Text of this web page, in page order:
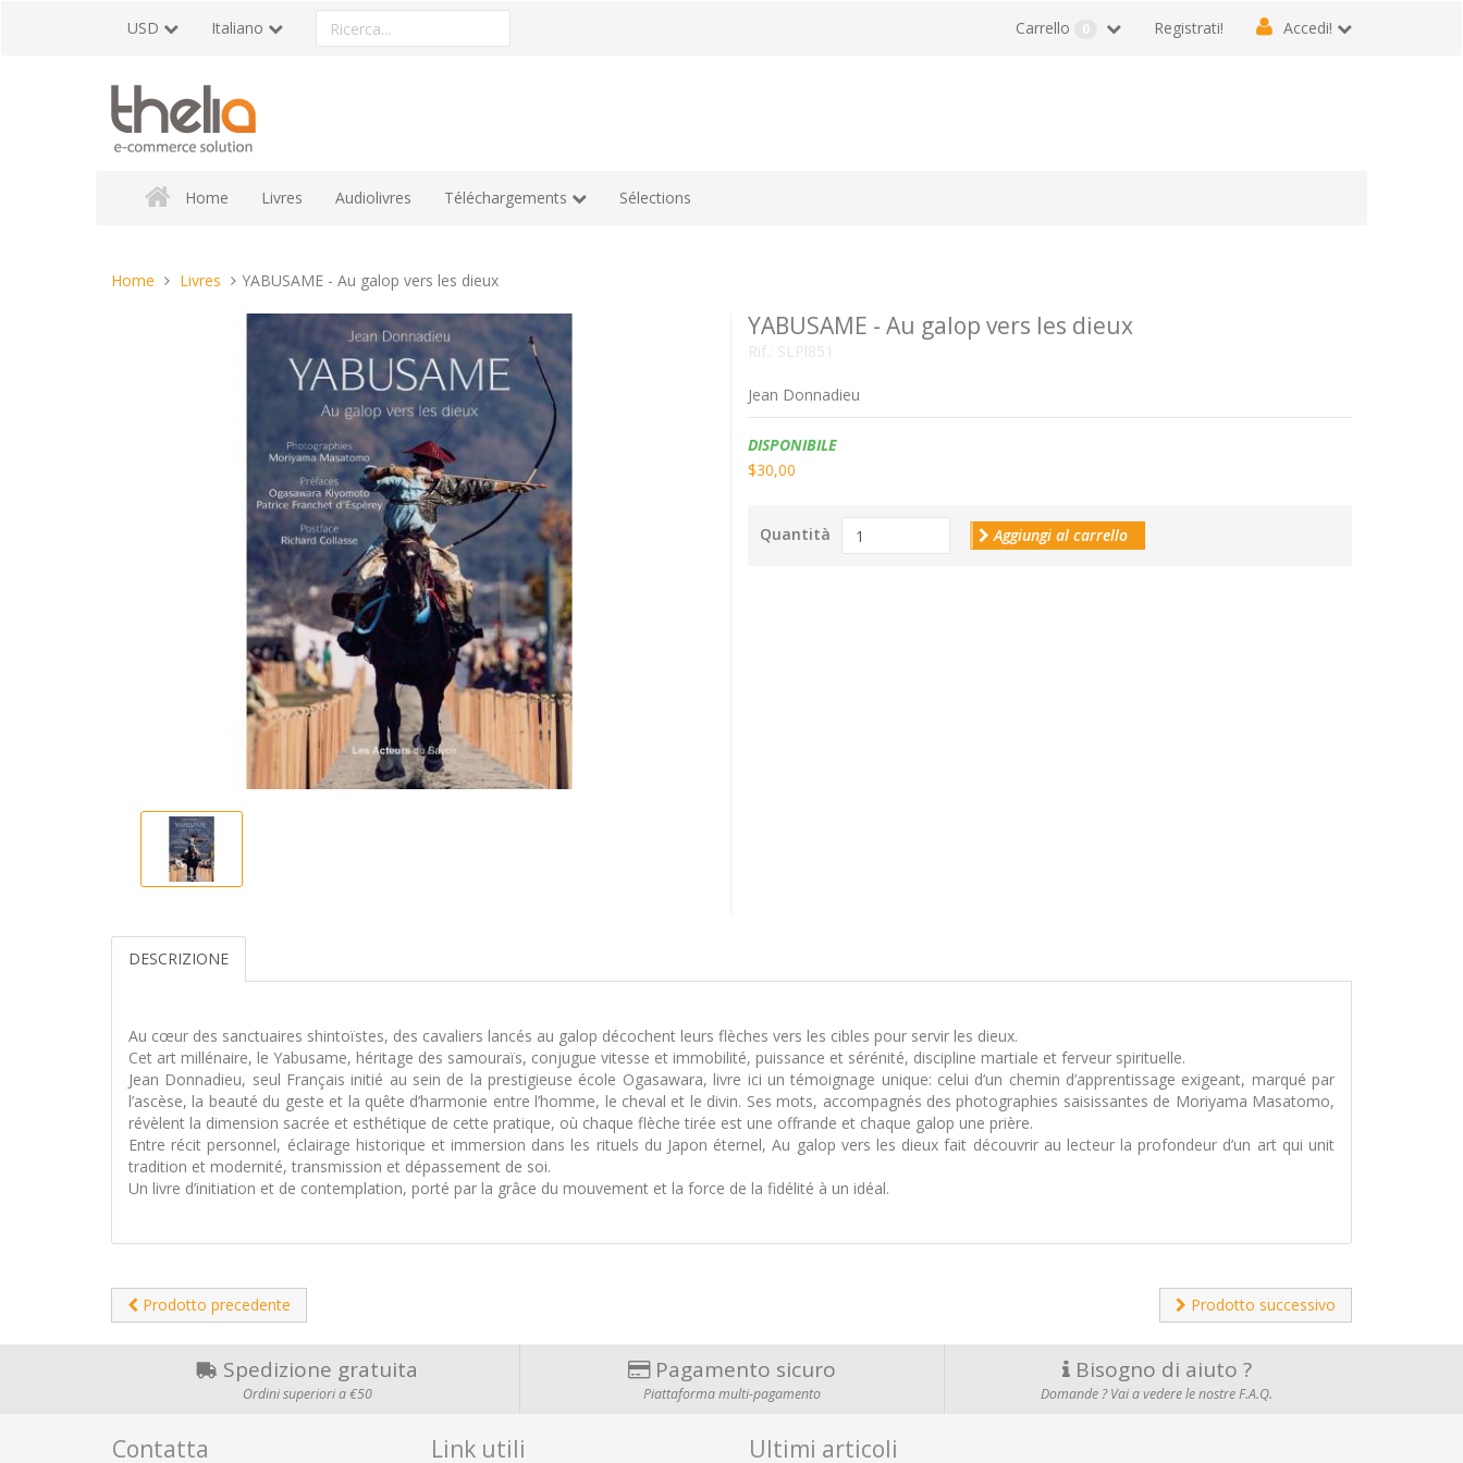
USD Italiano
Ricerca
un
Registrati! Accedi!
Carrello 0
Home Livres Audiolivres Téléchargements Sélections
Tu
Home Livres YABUSAME - Au galop vers les dieux
YABUSAME - Au galop vers les dieux
Rif.: SLPl851
Jean Donnadieu
Disponibilità:
DISPONIBILE
$30,00
Quantità Aggiungi al carrello
DESCRIZIONE
Au cœur des sanctuaires shintoïstes, des cavaliers lancés au galop décochent leurs flèches vers les cibles pour servir les dieux.
Cet art millénaire, le Yabusame, héritage des samouraïs, conjugue vitesse et immobilité, puissance et sérénité, discipline martiale et ferveur spirituelle.
Jean Donnadieu, seul Français initié au sein de la prestigieuse école Ogasawara, livre ici un témoignage unique: celui d’un chemin d’apprentissage exigeant, marqué par
l’ascèse, la beauté du geste et la quête d’harmonie entre l’homme, le cheval et le divin. Ses mots, accompagnés des photographies saisissantes de Moriyama Masatomo,
révèlent la dimension sacrée et esthétique de cette pratique, où chaque flèche tirée est une offrande et chaque galop une prière.
Entre récit personnel, éclairage historique et immersion dans les rituels du Japon éternel, Au galop vers les dieux fait découvrir au lecteur la profondeur d’un art qui unit
tradition et modernité, transmission et dépassement de soi.
Un livre d’initiation et de contemplation, porté par la grâce du mouvement et la force de la fidélité à un idéal.
Prodotto precedente Prodotto successivo
Spedizione gratuita
Ordini superiori a €50
Pagamento sicuro
Piattaforma multi-pagamento
Bisogno di aiuto ?
Domande ? Vai a vedere le nostre F.A.Q.
Contatta Link utili Ultimi articoli